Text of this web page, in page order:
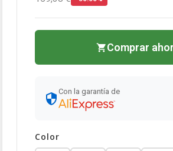
Comprar
Con la garantía de
Color